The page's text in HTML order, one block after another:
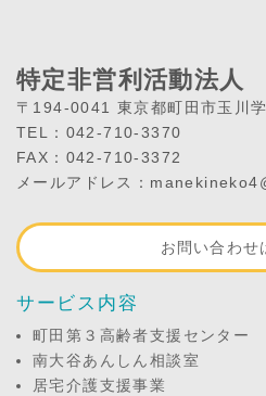
特定非営利活動法人
〒194-0041 東京都町田市玉川
TEL：042-710-3370
FAX：042-710-3372
メールアドレス：
お問い合わせ
サービス内容
町田第３高齢者支援センター
南大谷あんしん相談室
居宅介護支援事業